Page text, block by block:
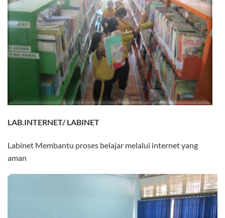
LAB.INTERNET/ LABINET
Labinet Membantu proses belajar melalui internet yang
aman